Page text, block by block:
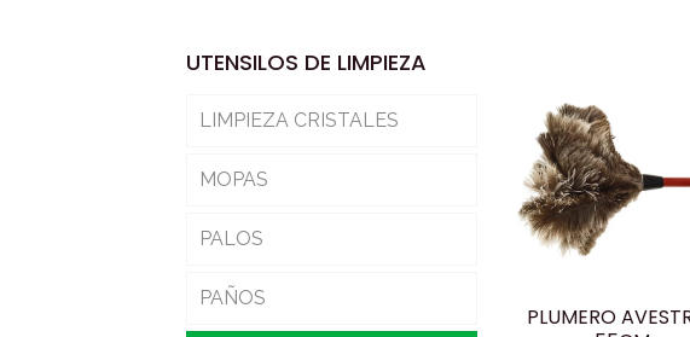
UTENSILOS DE LIMPIEZA
LIMPIEZA CRISTALES
MOPAS
PALOS
PAÑOS
PLUMERO